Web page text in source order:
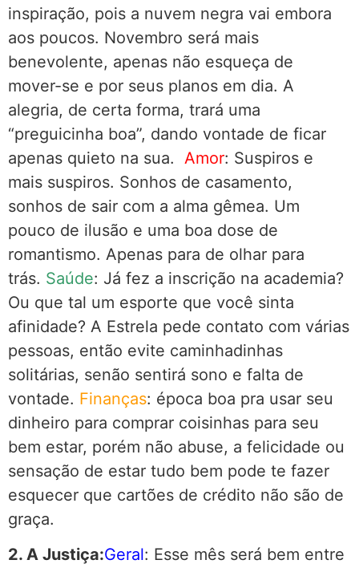
inspiração, pois a nuvem negra vai embora
aos poucos. Novembro será mais
benevolente, apenas não esqueça de
mover-se e por seus planos em dia. A
alegria, de certa forma, trará uma
“preguicinha boa”, dando vontade de ficar
apenas quieto na sua. Amor: Suspiros e
mais suspiros. Sonhos de casamento,
sonhos de sair com a alma gêmea. Um
pouco de ilusão e uma boa dose de
romantismo. Apenas para de olhar para
trás. Saúde: Já fez a inscrição na academia?
Ou que tal um esporte que você sinta
afinidade? A Estrela pede contato com várias
pessoas, então evite caminhadinhas
solitárias, senão sentirá sono e falta de
vontade. Finanças: época boa pra usar seu
dinheiro para comprar coisinhas para seu
bem estar, porém não abuse, a felicidade ou
sensação de estar tudo bem pode te fazer
esquecer que cartões de crédito não são de
graça.
2. A Justiça:Geral: Esse mês será bem entre